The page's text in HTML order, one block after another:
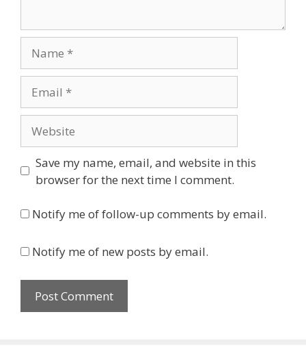
Save my name, email, and website in this
browser for the next time I comment.
Notify me of follow-up comments by email.
Notify me of new posts by email.